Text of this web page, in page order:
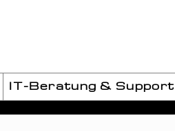
IT-Beratung & Support